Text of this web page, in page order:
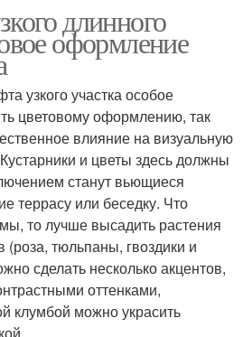
длинного
оформление
узкого участка особое
цветовому оформлению, так
влияние на визуальную
и цветы здесь должны
станут вьющиеся
террасу или беседку. Что
то лучше высадить растения
(роза, тюльпаны, гвоздики и
сделать несколько акцентов,
оттенками,
клумбой можно украсить